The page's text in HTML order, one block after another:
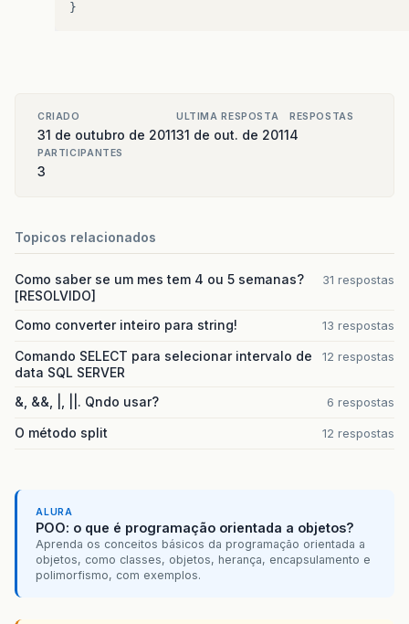
}
CRIADO
31 de outubro de 2011
ULTIMA RESPOSTA
31 de out. de 2011
RESPOSTAS
4
PARTICIPANTES
3
Topicos relacionados
Como saber se um mes tem 4 ou 5 semanas?
[RESOLVIDO]
31 respostas
Como converter inteiro para string! 13 respostas
Comando SELECT para selecionar intervalo de
data SQL SERVER
12 respostas
&, &&, |, ||. Qndo usar? 6 respostas
O método split 12 respostas
ALURA
POO: o que é programação orientada a objetos?
Aprenda os conceitos básicos da programação orientada a
objetos, como classes, objetos, herança, encapsulamento e
polimorfismo, com exemplos.